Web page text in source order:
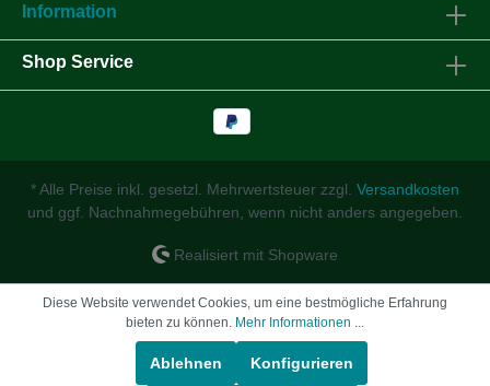
Information
Shop Service
* Alle Preise inkl. gesetzl. Mehrwertsteuer zzgl. Versandkosten
und ggf. Nachnahmegebühren, wenn nicht anders angegeben.
Realisiert mit Shopware
Diese Website verwendet Cookies, um eine bestmögliche Erfahrung
bieten zu können. Mehr Informationen ...
Ablehnen Konfigurieren